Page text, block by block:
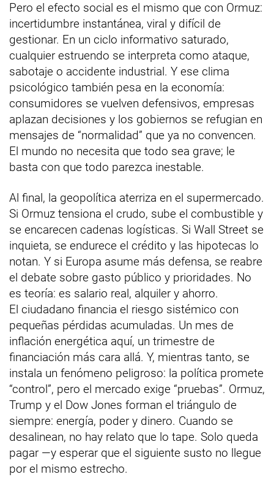
Pero el efecto social es el mismo que con Ormuz:
incertidumbre instantánea, viral y difícil de
gestionar. En un ciclo informativo saturado,
cualquier estruendo se interpreta como ataque,
sabotaje o accidente industrial. Y ese clima
psicológico también pesa en la economía:
consumidores se vuelven defensivos, empresas
aplazan decisiones y los gobiernos se refugian en
mensajes de “normalidad” que ya no convencen.
El mundo no necesita que todo sea grave; le
basta con que todo parezca inestable.
Al final, la geopolítica aterriza en el supermercado.
Si Ormuz tensiona el crudo, sube el combustible y
se encarecen cadenas logísticas. Si Wall Street se
inquieta, se endurece el crédito y las hipotecas lo
notan. Y si Europa asume más defensa, se reabre
el debate sobre gasto público y prioridades. No
es teoría: es salario real, alquiler y ahorro.
El ciudadano financia el riesgo sistémico con
pequeñas pérdidas acumuladas. Un mes de
inflación energética aquí, un trimestre de
financiación más cara allá. Y, mientras tanto, se
instala un fenómeno peligroso: la política promete
“control”, pero el mercado exige “pruebas”. Ormuz,
Trump y el Dow Jones forman el triángulo de
siempre: energía, poder y dinero. Cuando se
desalinean, no hay relato que lo tape. Solo queda
pagar —y esperar que el siguiente susto no llegue
por el mismo estrecho.